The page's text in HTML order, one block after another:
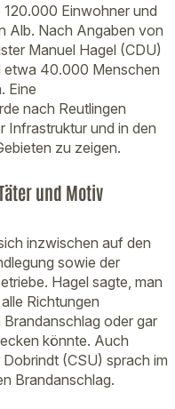
Einwohner und
Alb. Nach Angaben von
Manuel Hagel (CDU)
etwa 40.000 Menschen
Eine
nach Reutlingen
Infrastruktur und in den
zu zeigen.
und Motiv
inzwischen auf den
sowie der
Hagel sagte, man
Richtungen
oder gar
könnte. Auch
(CSU) sprach im
Brandanschlag.